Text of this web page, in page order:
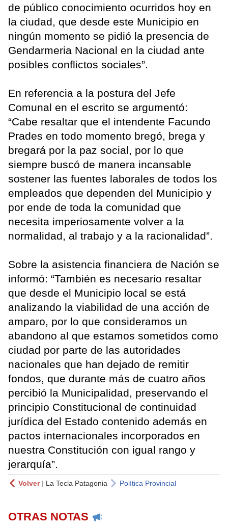
de público conocimiento ocurridos hoy en
la ciudad, que desde este Municipio en
ningún momento se pidió la presencia de
Gendarmeria Nacional en la ciudad ante
posibles conflictos sociales”.
En referencia a la postura del Jefe
Comunal en el escrito se argumentó:
“Cabe resaltar que el intendente Facundo
Prades en todo momento bregó, brega y
bregará por la paz social, por lo que
siempre buscó de manera incansable
sostener las fuentes laborales de todos los
empleados que dependen del Municipio y
por ende de toda la comunidad que
necesita imperiosamente volver a la
normalidad, al trabajo y a la racionalidad”.
Sobre la asistencia financiera de Nación se
informó: “También es necesario resaltar
que desde el Municipio local se está
analizando la viabilidad de una acción de
amparo, por lo que consideramos un
abandono al que estamos sometidos como
ciudad por parte de las autoridades
nacionales que han dejado de remitir
fondos, que durante más de cuatro años
percibió la Municipalidad, preservando el
principio Constitucional de continuidad
jurídica del Estado contenido además en
pactos internacionales incorporados en
nuestra Constitución con igual rango y
jerarquía”.
Volver| La Tecla Patagonia Política Provincial
OTRAS NOTAS